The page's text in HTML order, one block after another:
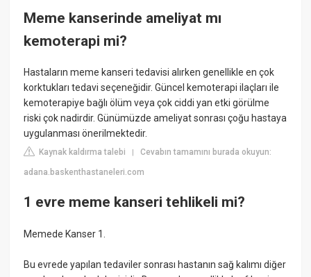
Meme kanserinde ameliyat mı
kemoterapi mi?
Hastaların meme kanseri tedavisi alırken genellikle en çok
korktukları tedavi seçeneğidir. Güncel kemoterapi ilaçları ile
kemoterapiye bağlı ölüm veya çok ciddi yan etki görülme
riski çok nadirdir. Günümüzde ameliyat sonrası çoğu hastaya
uygulanması önerilmektedir.
Kaynak kaldırma talebi |Cevabın tamamını burada okuyun:
adana.baskenthastaneleri.com
1 evre meme kanseri tehlikeli mi?
Memede Kanser 1.
Bu evrede yapılan tedaviler sonrası hastanın sağ kalımı diğer